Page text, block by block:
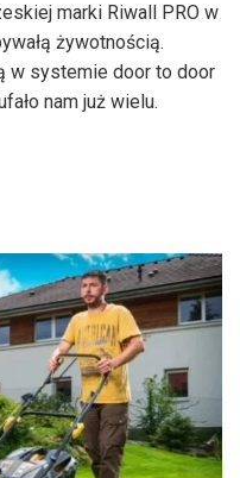
marki Riwall PRO w
żywotnością.
w systemie door to door
nam już wielu.